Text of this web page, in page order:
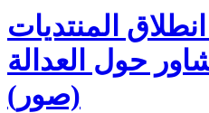
المنتديات
حول العدالة
(صور)